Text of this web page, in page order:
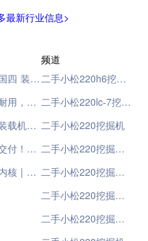
最新行业信息>
龙工国四 装载典范--龙工LG955H装载机
皮实耐用，高效经济，山东临工L955HE国四装载机
厦工装载机用户：上柴动力10E经济效益为何这么高？
批量交付！北京市政系统喜迎多台厦工K系轮式装载机
黄金内核 | 山推L55-G装载机，高效节能典范！
频道
二手小松220h6挖掘机
二手小松220lc-7挖掘机
二手小松220挖掘机
二手小松220挖掘机报价
二手小松220挖掘机价格
二手小松220挖掘机价格是多少
二手小松220挖掘机市场